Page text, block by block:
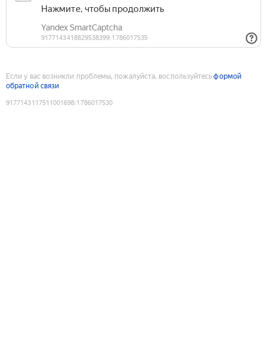
Если у вас возникли проблемы, пожалуйста, воспользуйтесьформой
обратной связи
9177143117511001698:1786017530